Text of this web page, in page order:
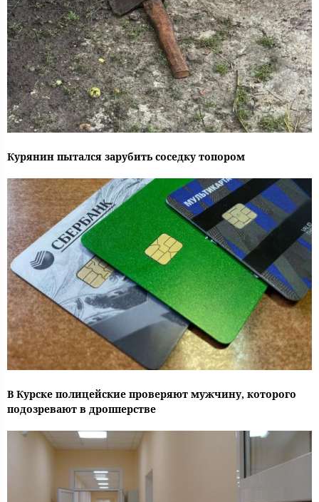
Курянин пытался зарубить соседку топором
В Курске полицейские проверяют мужчину, которого
подозревают в дропперстве